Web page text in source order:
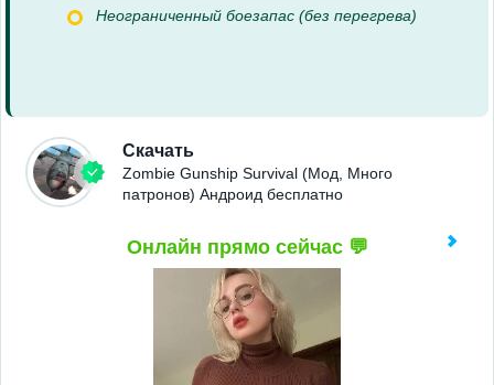
Неограниченный боезапас (без перегрева)
Скачать
Zombie Gunship Survival (Мод, Много
патронов) Андроид бесплатно
Онлайн прямо сейчас 💬